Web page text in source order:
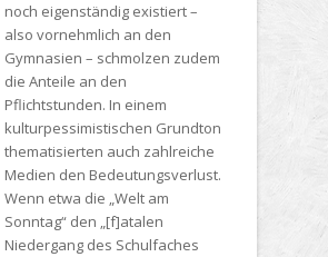
noch eigenständig existiert –
also vornehmlich an den
Gymnasien – schmolzen zudem
die Anteile an den
Pflichtstunden. In einem
kulturpessimistischen Grundton
thematisierten auch zahlreiche
Medien den Bedeutungsverlust.
Wenn etwa die „Welt am
Sonntag“ den „[f]atalen
Niedergang des Schulfaches